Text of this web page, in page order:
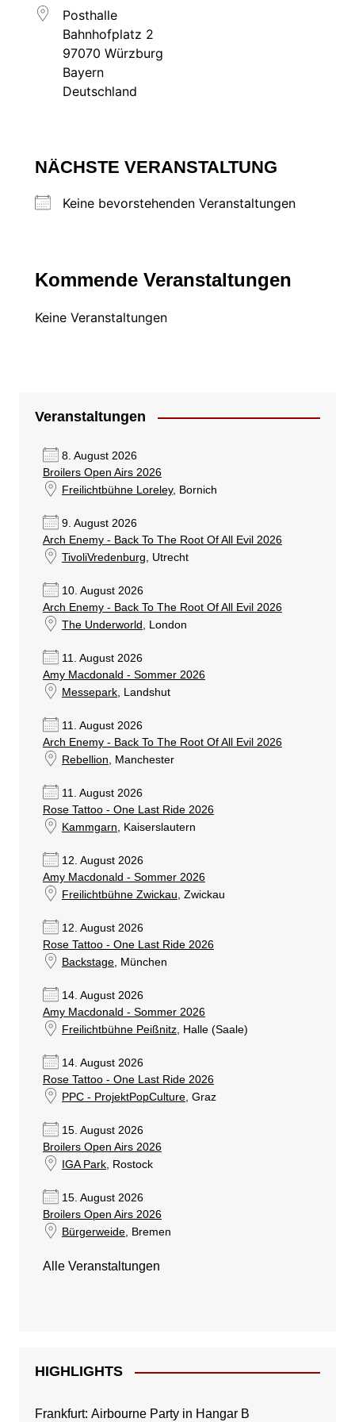
Posthalle
Bahnhofplatz 2
97070 Würzburg
Bayern
Deutschland
NÄCHSTE VERANSTALTUNG
Keine bevorstehenden Veranstaltungen
Kommende Veranstaltungen
Keine Veranstaltungen
Veranstaltungen
8. August 2026
Broilers Open Airs 2026
Freilichtbühne Loreley, Bornich
9. August 2026
Arch Enemy - Back To The Root Of All Evil 2026
TivoliVredenburg, Utrecht
10. August 2026
Arch Enemy - Back To The Root Of All Evil 2026
The Underworld , London
11. August 2026
Amy Macdonald - Sommer 2026
Messepark, Landshut
11. August 2026
Arch Enemy - Back To The Root Of All Evil 2026
Rebellion, Manchester
11. August 2026
Rose Tattoo - One Last Ride 2026
Kammgarn, Kaiserslautern
12. August 2026
Amy Macdonald - Sommer 2026
Freilichtbühne Zwickau, Zwickau
12. August 2026
Rose Tattoo - One Last Ride 2026
Backstage, München
14. August 2026
Amy Macdonald - Sommer 2026
Freilichtbühne Peißnitz, Halle (Saale)
14. August 2026
Rose Tattoo - One Last Ride 2026
PPC - ProjektPopCulture, Graz
15. August 2026
Broilers Open Airs 2026
IGA Park, Rostock
15. August 2026
Broilers Open Airs 2026
Bürgerweide, Bremen
Alle Veranstaltungen
HIGHLIGHTS
Frankfurt: Airbourne Party in Hangar B